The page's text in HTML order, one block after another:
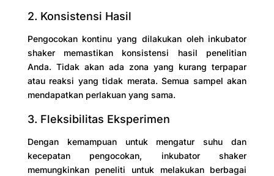
2. Konsistensi Hasil
Pengocokan kontinu yang dilakukan oleh inkubator
shaker memastikan konsistensi hasil penelitian
Anda. Tidak akan ada zona yang kurang terpapar
atau reaksi yang tidak merata. Semua sampel akan
mendapatkan perlakuan yang sama.
3. Fleksibilitas Eksperimen
Dengan kemampuan untuk mengatur suhu dan
kecepatan pengocokan, inkubator shaker
memungkinkan peneliti untuk melakukan berbagai